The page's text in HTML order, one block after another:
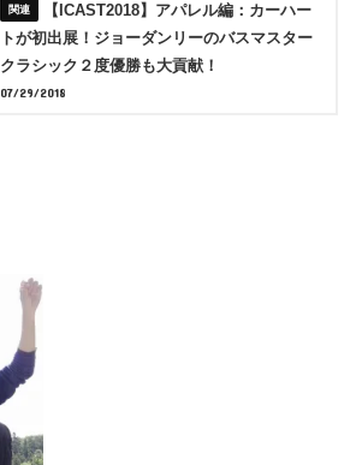
【ICAST2018】アパレル編：カーハー
トが初出展！ジョーダンリーのバスマスター
クラシック２度優勝も大貢献！
07/29/2018